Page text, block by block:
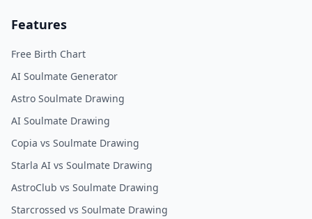
Features
Free Birth Chart
AI Soulmate Generator
Astro Soulmate Drawing
AI Soulmate Drawing
Copia vs Soulmate Drawing
Starla AI vs Soulmate Drawing
AstroClub vs Soulmate Drawing
Starcrossed vs Soulmate Drawing